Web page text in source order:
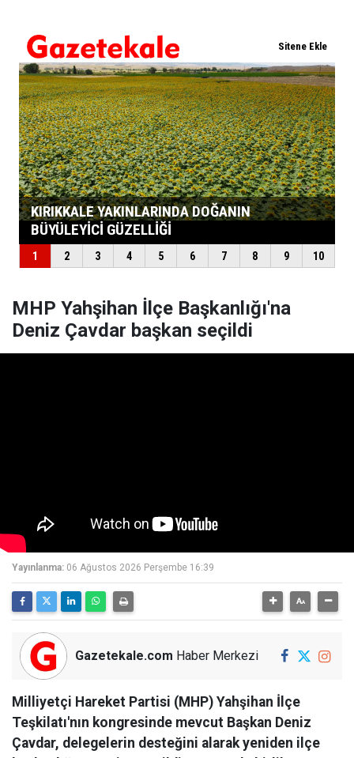
MHP Yahşihan İlçe Başkanlığı'na
Deniz Çavdar başkan seçildi
Yayınlanma: 06 Ağustos 2026 Perşembe 16:39
Gazetekale.com Haber Merkezi
Milliyetçi Hareket Partisi (MHP) Yahşihan İlçe
Teşkilatı'nın kongresinde mevcut Başkan Deniz
Çavdar, delegelerin desteğini alarak yeniden ilçe